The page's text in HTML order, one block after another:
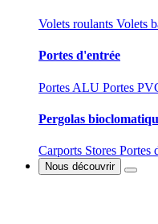
Volets roulants Volets
Portes d'entrée
Portes ALU Portes
Pergolas
Carports Stores Portes
Nous découvrir